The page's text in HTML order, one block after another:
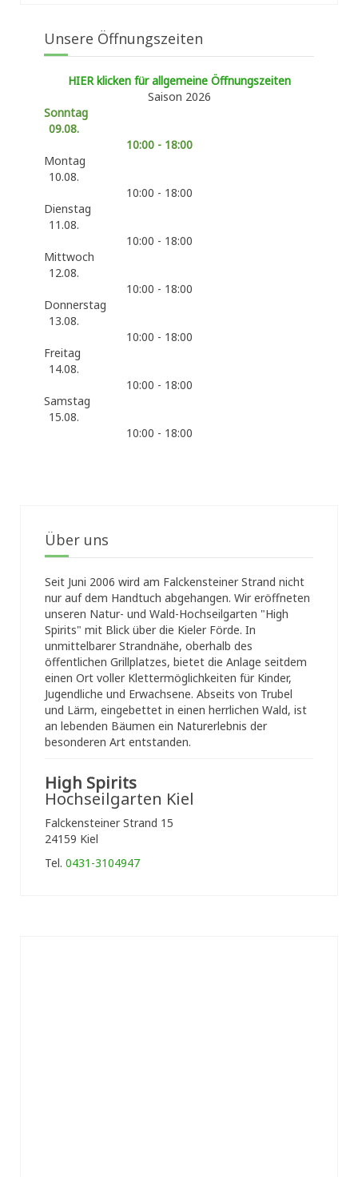
Unsere Öffnungszeiten
HIER klicken für allgemeine Öffnungszeiten
Saison 2026
Sonntag
09.08.
10:00 - 18:00
Montag
10.08.
10:00 - 18:00
Dienstag
11.08.
10:00 - 18:00
Mittwoch
12.08.
10:00 - 18:00
Donnerstag
13.08.
10:00 - 18:00
Freitag
14.08.
10:00 - 18:00
Samstag
15.08.
10:00 - 18:00
Über uns
Seit Juni 2006 wird am Falckensteiner Strand nicht
nur auf dem Handtuch abgehangen. Wir eröffneten
unseren Natur- und Wald-Hochseilgarten "High
Spirits" mit Blick über die Kieler Förde. In
unmittelbarer Strandnähe, oberhalb des
öffentlichen Grillplatzes, bietet die Anlage seitdem
einen Ort voller Klettermöglichkeiten für Kinder,
Jugendliche und Erwachsene. Abseits von Trubel
und Lärm, eingebettet in einen herrlichen Wald, ist
an lebenden Bäumen ein Naturerlebnis der
besonderen Art entstanden.
High Spirits
Hochseilgarten Kiel
Falckensteiner Strand 15
24159 Kiel
Tel. 0431-3104947